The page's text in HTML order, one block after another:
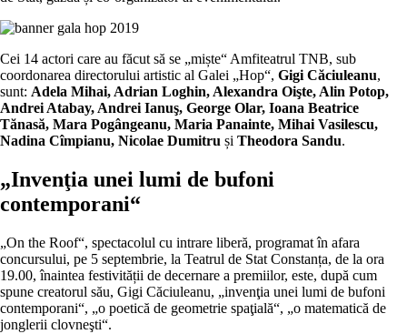
Cei 14 actori care au făcut să se „miște“ Amfiteatrul TNB, sub
coordonarea directorului artistic al Galei „Hop“, Gigi Căciuleanu,
sunt: Adela Mihai, Adrian Loghin, Alexandra Oişte, Alin Potop,
Andrei Atabay, Andrei Ianuş, George Olar, Ioana Beatrice
Tănasă, Mara Pogângeanu, Maria Panainte, Mihai Vasilescu,
Nadina Cîmpianu, Nicolae Dumitru și Theodora Sandu.
„Invenţia unei lumi de bufoni
contemporani“
„On the Roof“, spectacolul cu intrare liberă, programat în afara
concursului, pe 5 septembrie, la Teatrul de Stat Constanța, de la ora
19.00, înaintea festivității de decernare a premiilor, este, după cum
spune creatorul său, Gigi Căciuleanu, „invenţia unei lumi de bufoni
contemporani“, „o poetică de geometrie spaţială“, „o matematică de
jonglerii clovneşti“.